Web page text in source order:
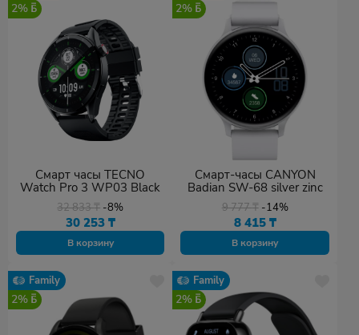
2%
Смарт часы TECNO
Watch Pro 3 WP03 Black
32 833₸ -8%
30 253 ₸
В корзину
2%
Смарт-часы CANYON
Badian SW-68 silver zinc
9 777₸ -14%
8 415 ₸
В корзину
Family
2%
Family
2%